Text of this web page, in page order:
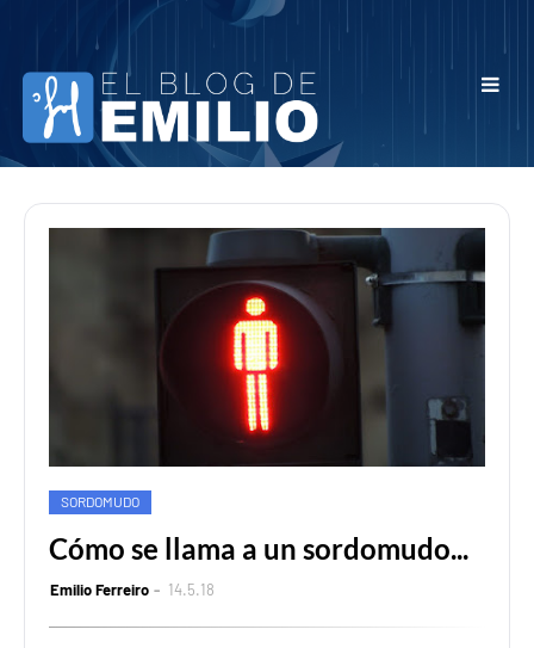
SORDOMUDO
Cómo se llama a un sordomudo...
Emilio Ferreiro 14.5.18